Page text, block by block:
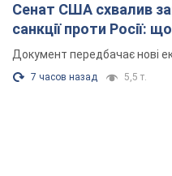
Сенат США схвалив
санкції проти Росії:
Документ передбачає нові
7 часов назад 5,5 т.